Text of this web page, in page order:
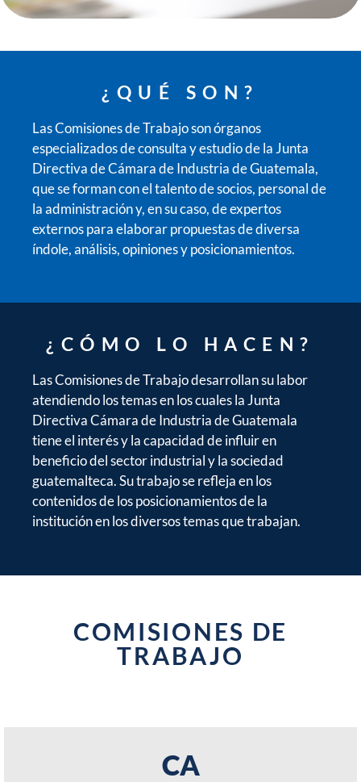
¿QUÉ SON?
Las Comisiones de Trabajo son órganos
especializados de consulta y estudio de la Junta
Directiva de Cámara de Industria de Guatemala,
que se forman con el talento de socios, personal de
la administración y, en su caso, de expertos
externos para elaborar propuestas de diversa
índole, análisis, opiniones y posicionamientos.
¿CÓMO LO HACEN?
Las Comisiones de Trabajo desarrollan su labor
atendiendo los temas en los cuales la Junta
Directiva Cámara de Industria de Guatemala
tiene el interés y la capacidad de influir en
beneficio del sector industrial y la sociedad
guatemalteca. Su trabajo se refleja en los
contenidos de los posicionamientos de la
institución en los diversos temas que trabajan.
COMISIONES DE
TRABAJO
CA